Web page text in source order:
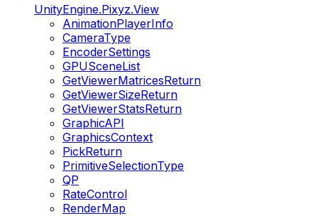
UnityEngine.Pixyz.View
AnimationPlayerInfo
CameraType
EncoderSettings
GPUSceneList
GetViewerMatricesReturn
GetViewerSizeReturn
GetViewerStatsReturn
GraphicAPI
GraphicsContext
PickReturn
PrimitiveSelectionType
QP
RateControl
RenderMap